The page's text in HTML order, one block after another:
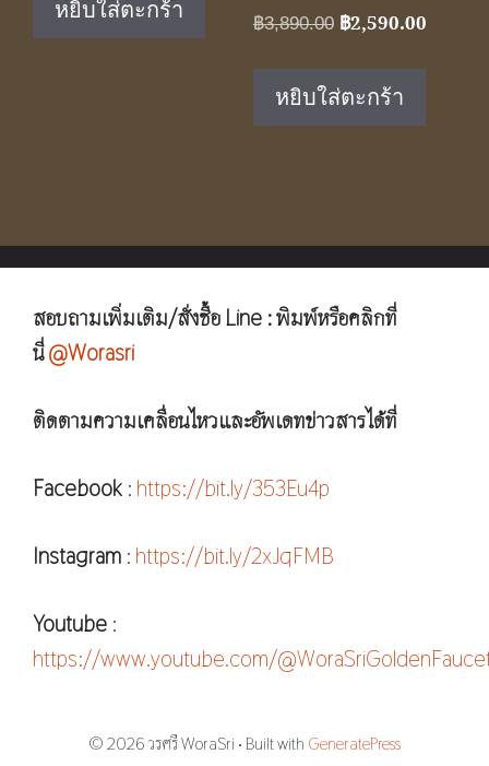
฿4,800.00.
฿3,200.00.
หยิบใส่ตะกร้า
฿3,890.00 Original
฿3,890.00.
฿2,590.00Current
หยิบใส่ตะกร้า
สอบถามเพิ่มเติม/สั่งซื้อ Line : พิมพ์หรือคลิกที่
นี่@Worasri
ติดตามความเคลื่อนไหวและอัพเดทข่าวสารได้ที่
Facebook : https://bit.ly/353Eu4p
Instagram : https://bit.ly/2xJqFMB
Youtube :
https://www.youtube.com/
© 2026 วรศรี WoraSri • Built with GeneratePress